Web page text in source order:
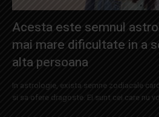
Acesta este semnul
mai mare dificultate in a
alta persoana
In astrologie, exista semne zodiacale
si sa ofere dragoste. Ei sunt cei care nu